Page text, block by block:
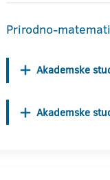
Prirodno-
Akademske
Akademske